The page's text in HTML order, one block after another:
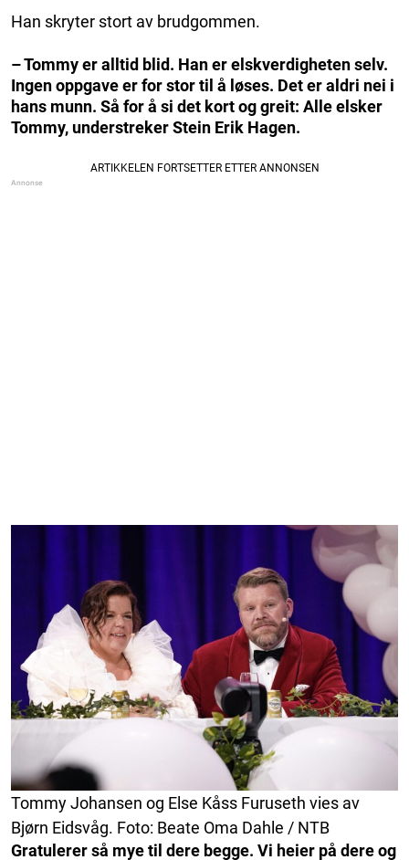
Han skryter stort av brudgommen.
– Tommy er alltid blid. Han er elskverdigheten selv.
Ingen oppgave er for stor til å løses. Det er aldri nei i
hans munn. Så for å si det kort og greit: Alle elsker
Tommy, understreker Stein Erik Hagen.
Tommy Johansen og Else Kåss Furuseth vies av
Bjørn Eidsvåg. Foto: Beate Oma Dahle / NTB
Gratulerer så mye til dere begge. Vi heier på dere og